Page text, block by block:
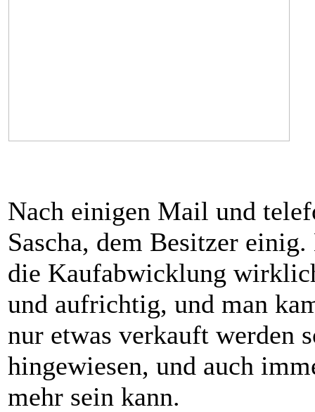
Nach einigen Mail und
Sascha, dem Besitzer
die Kaufabwicklung
und aufrichtig, und man
nur etwas verkauft werden
hingewiesen, und auch
mehr sein kann.